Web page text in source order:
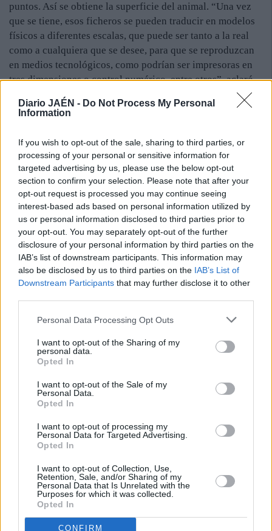
Diario JAÉN - Do Not Process My Personal
Information
If you wish to opt-out of the sale, sharing to third parties, or
processing of your personal or sensitive information for
targeted advertising by us, please use the below opt-out
section to confirm your selection. Please note that after your
opt-out request is processed you may continue seeing
interest-based ads based on personal information utilized by
us or personal information disclosed to third parties prior to
your opt-out. You may separately opt-out of the further
disclosure of your personal information by third parties on the
IAB’s list of downstream participants. This information may
also be disclosed by us to third parties on the IAB’s List of
Downstream Participants that may further disclose it to other
Personal Data Processing Opt Outs
I want to opt-out of the Sharing of my
personal data.
Opted In
I want to opt-out of the Sale of my
Personal Data.
Opted In
I want to opt-out of processing my
Personal Data for Targeted Advertising.
Opted In
I want to opt-out of Collection, Use,
Retention, Sale, and/or Sharing of my
Personal Data that Is Unrelated with the
Purposes for which it was collected.
Opted In
CONFIRM
puntos. Así se obtiene la superficie del animal. “Una vez
que se tiene, esos ficheros se pueden traducir en modelos
físicos a diferentes escalas, que puede ser tanto a la real
como a cualquiera que se desee, para que se reproduzcan
en medios tecnológicos, como podrían ser impresoras en
tres dimensiones o control numérico, entre otros”, aclaró.
Un trabajo importante para el Centro Tecnológico,
Metalmecánico y del Transporte, que tan solo queda a
transformen la reproducción de digital a físicas.
Para el personal implicado en el proceso de digitalización,
el proyecto les permitió entrar en un sector que no tiene
nada que ver con el suyo. “Puede ser transversal, puesto
que, para la arqueología o elementos artísticos, a veces se
utilizan herramientas que son comunes”, indicó Torres. En
este caso, para el proceso de digitalización se empleó la
tecnología que, por lo general, se aplica a piezas
mecánicas. “La verdad que para nosotros ha sido un
proceso bastante interesante”, concluyó Juan Torres.